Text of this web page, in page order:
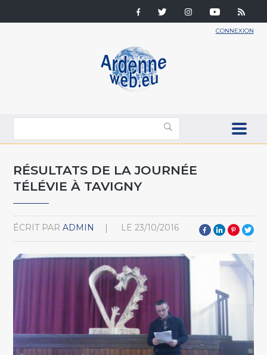
CONNEXION
RÉSULTATS DE LA JOURNÉE
TÉLÉVIE À TAVIGNY
ÉCRIT PAR ADMIN LE 23/10/2016